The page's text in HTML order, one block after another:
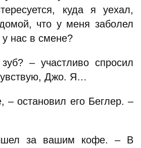
куда я уехал,
что у меня заболел
у нас в смене?
– участливо спросил
Джо. Я…
– остановил его Беглер. –
за вашим кофе. – В